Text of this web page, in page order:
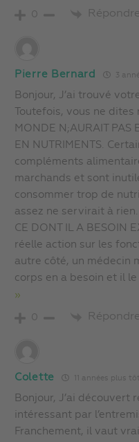
0 Répondre
Pierre Bernard 3
Bonjour, J’ai trouvé
Toutefois, vous ne
MONDE N;AURAIT PAS
EN NUTRIMENTS.
compléments
marchands et sont
consommer trop de
assez ne servirait à rien.
CE DONT IL A BESOIN
réelle action sur les
autre côté, un médecin
corps en a besoin et il
»
0 Répondre
Colette 11 années plus tôt
Bonjour, J’ai
intéressant par
Franchement, il vaut